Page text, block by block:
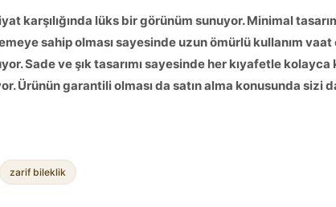
karşılığında lüks bir görünüm sunuyor. Minimal
sahip olması sayesinde uzun ömürlü kullanım vaat
Sade ve şık tasarımı sayesinde her kıyafetle kolayca
Ürünün garantili olması da satın alma konusunda sizi
zarif bileklik